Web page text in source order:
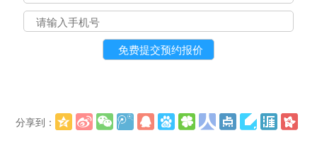
分享到：